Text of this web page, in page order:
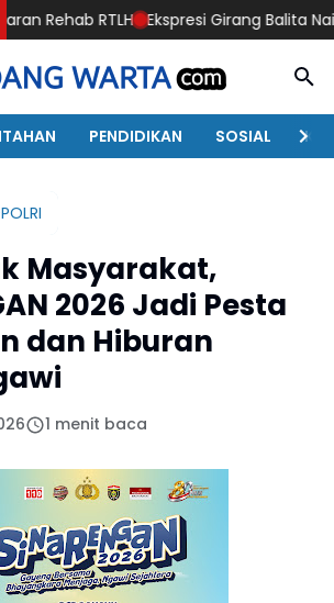
Ekspresi Girang Balita Naik Sepeda Diatas
PENDIDIKAN SOSIAL
Masyarakat,
2026 Jadi Pesta
dan Hiburan
1 menit baca